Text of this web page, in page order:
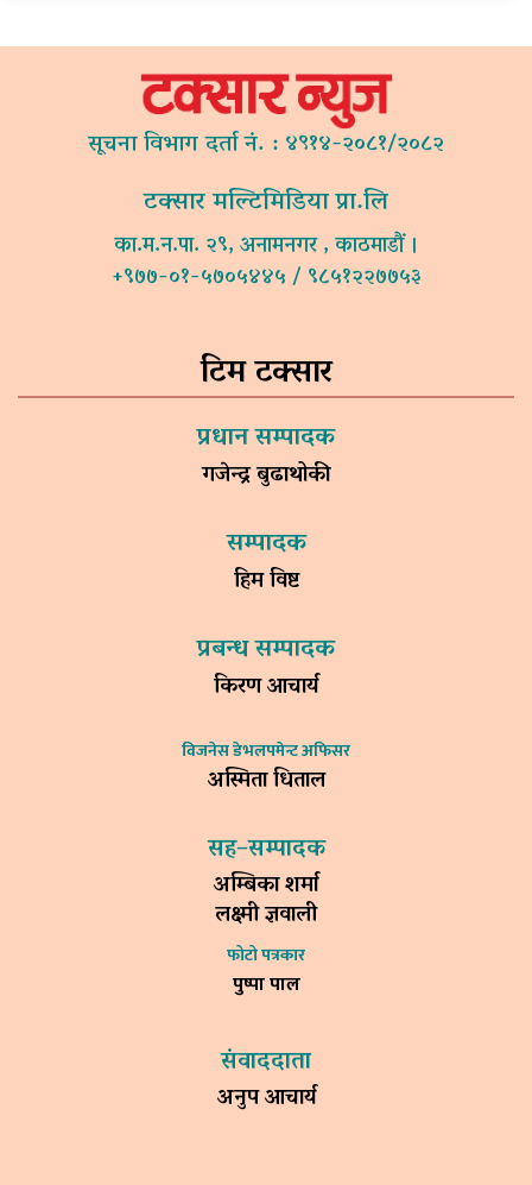
सूचना विभाग दर्ता नं. : ४९१४-२०८१/२०८२
टक्सार मल्टिमिडिया प्रा.लि
का.म.न.पा. २९, अनामनगर , काठमाडौं ।
+९७७-०१-५७०५४४५ / ९८५१२२७७५३
टिम टक्सार
प्रधान सम्पादक
गजेन्द्र बुढाथोकी
सम्पादक
हिम विष्ट
प्रबन्ध सम्पादक
किरण आचार्य
विजनेस डेभलपमेन्ट अफिसर
अस्मिता धिताल
सह–सम्पादक
अम्बिका शर्मा
लक्ष्मी ज्ञवाली
फोटो पत्रकार
पुष्पा पाल
संवाददाता
अनुप आचार्य